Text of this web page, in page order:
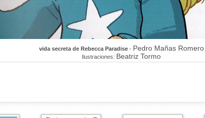
vida secreta de Rebecca Paradise- Pedro Mañas Romero
Ilustraciones: Beatriz Tormo